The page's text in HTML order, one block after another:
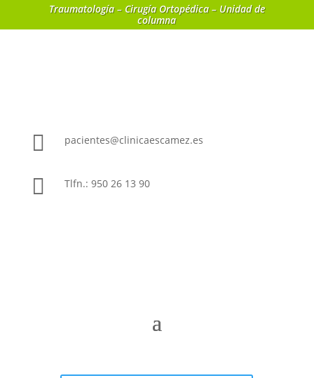
Traumatología – Cirugía Ortopédica – Unidad de
columna
 pacientes@clinicaescamez.es
 Tlfn.: 950 26 13 90